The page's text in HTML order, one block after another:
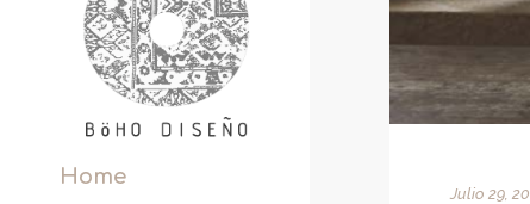
Home
Julio 29,